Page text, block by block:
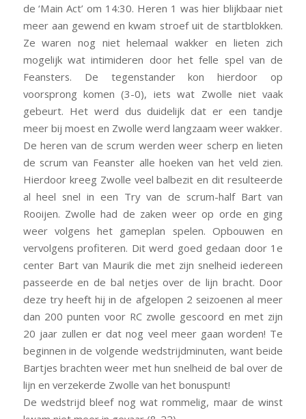
de ‘Main Act’ om 14:30. Heren 1 was hier blijkbaar niet
meer aan gewend en kwam stroef uit de startblokken.
Ze waren nog niet helemaal wakker en lieten zich
mogelijk wat intimideren door het felle spel van de
Feansters. De tegenstander kon hierdoor op
voorsprong komen (3-0), iets wat Zwolle niet vaak
gebeurt. Het werd dus duidelijk dat er een tandje
meer bij moest en Zwolle werd langzaam weer wakker.
De heren van de scrum werden weer scherp en lieten
de scrum van Feanster alle hoeken van het veld zien.
Hierdoor kreeg Zwolle veel balbezit en dit resulteerde
al heel snel in een Try van de scrum-half Bart van
Rooijen. Zwolle had de zaken weer op orde en ging
weer volgens het gameplan spelen. Opbouwen en
vervolgens profiteren. Dit werd goed gedaan door 1e
center Bart van Maurik die met zijn snelheid iedereen
passeerde en de bal netjes over de lijn bracht. Door
deze try heeft hij in de afgelopen 2 seizoenen al meer
dan 200 punten voor RC zwolle gescoord en met zijn
20 jaar zullen er dat nog veel meer gaan worden! Te
beginnen in de volgende wedstrijdminuten, want beide
Bartjes brachten weer met hun snelheid de bal over de
lijn en verzekerde Zwolle van het bonuspunt!
De wedstrijd bleef nog wat rommelig, maar de winst